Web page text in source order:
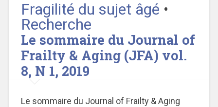
Fragilité du sujet âgé •
Recherche
Le sommaire du Journal of
Frailty & Aging (JFA) vol.
8, N 1, 2019
Le sommaire du Journal of Frailty & Aging